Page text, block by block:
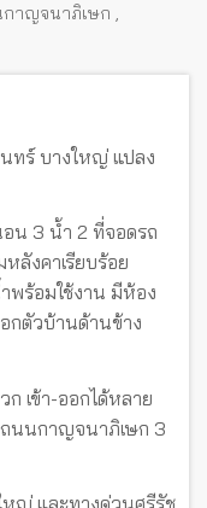
าญจนาภิเษก ,
ทร์ บางใหญ่ แปลง
น 3 น้ำ 2 ที่จอดรถ
ลังคาเรียบร้อย
พร้อมใช้งาน มีห้อง
กตัวบ้านด้านข้าง
ก เข้า-ออกได้หลาย
นนกาญจนาภิเษก 3